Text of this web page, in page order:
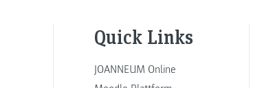
Quick Links
JOANNEUM Online